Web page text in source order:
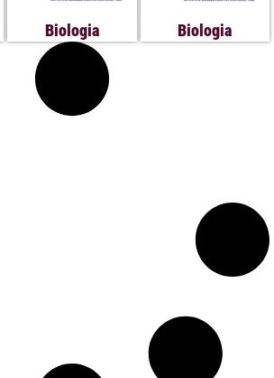
Biologia Biologia